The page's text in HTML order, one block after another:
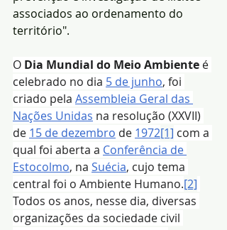
associados ao ordenamento do
território".
O Dia Mundial do Meio Ambiente é
celebrado no dia 5 de junho, foi
criado pela Assembleia Geral das
Nações Unidas na resolução (XXVII)
de 15 de dezembro de 1972[1] com a
qual foi aberta a Conferência de
Estocolmo, na Suécia, cujo tema
central foi o Ambiente Humano.[2]
Todos os anos, nesse dia, diversas
organizações da sociedade civil